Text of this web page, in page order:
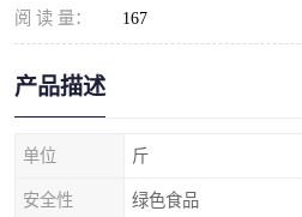
阅 读 量： 167
产品描述
单位 斤
安全性 绿色食品